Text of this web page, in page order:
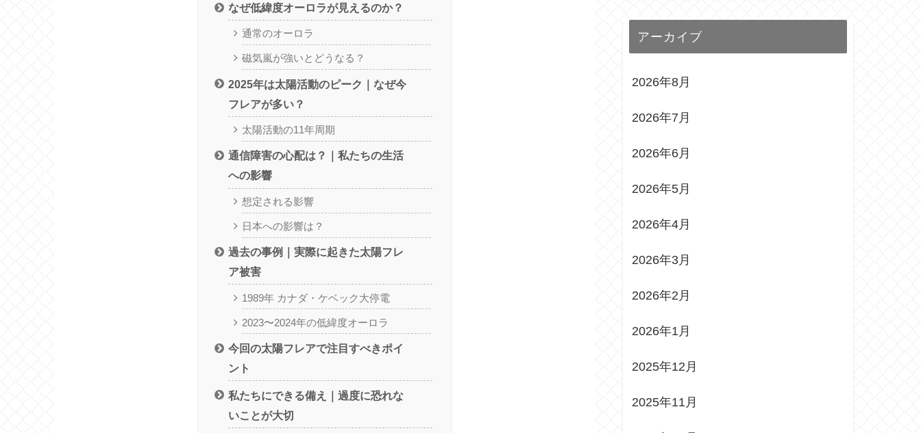
なぜ低緯度オーロラが見えるのか？
通常のオーロラ
磁気嵐が強いとどうなる？
2025年は太陽活動のピーク｜なぜ今
フレアが多い？
太陽活動の11年周期
通信障害の心配は？｜私たちの生活
への影響
想定される影響
日本への影響は？
過去の事例｜実際に起きた太陽フレ
ア被害
1989年 カナダ・ケベック大停電
2023〜2024年の低緯度オーロラ
今回の太陽フレアで注目すべきポイ
ント
私たちにできる備え｜過度に恐れな
いことが大切
アーカイブ
2026年8月
2026年7月
2026年6月
2026年5月
2026年4月
2026年3月
2026年2月
2026年1月
2025年12月
2025年11月